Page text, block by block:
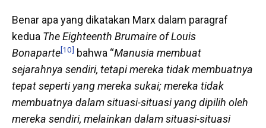
Benar apa yang dikatakan Marx dalam paragraf
kedua The Eighteenth Brumaire of Louis
Bonaparte[10] bahwa “Manusia membuat
sejarahnya sendiri, tetapi mereka tidak membuatnya
tepat seperti yang mereka sukai; mereka tidak
membuatnya dalam situasi-situasi yang dipilih oleh
mereka sendiri, melainkan dalam situasi-situasi